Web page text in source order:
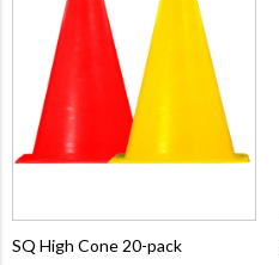
SQ High Cone 20-pack